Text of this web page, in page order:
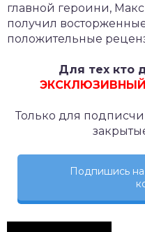
главной героини,
получил
положительные
Для тех кто
ЭКСКЛЮЗИВНЫЙ
Только для
Подпишись